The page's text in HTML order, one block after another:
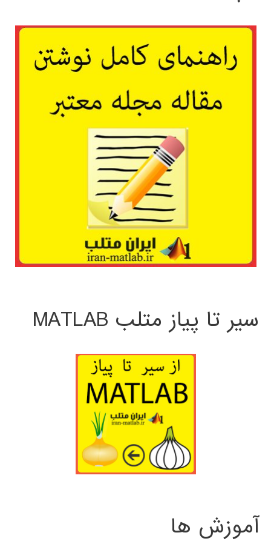
سیر تا پیاز متلب MATLAB
آموزش ها